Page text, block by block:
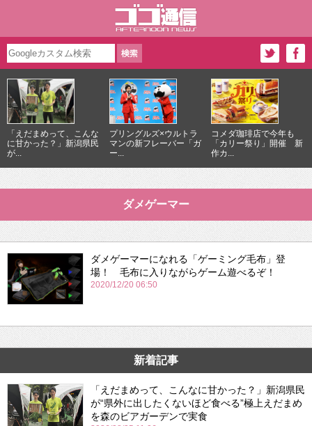
「えだまめって、こんな
に甘かった？」新潟県民
が...
プリングルズ×ウルトラ
マンの新フレーバー「ガ
ー...
コメダ珈琲店で今年も
「カリー祭り」開催 新
作カ...
ダメゲーマー
ダメゲーマーになれる「ゲーミング毛布」登
場！ 毛布に入りながらゲーム遊べるぞ！
2020/12/20 06:50
新着記事
「えだまめって、こんなに甘かった？」新潟県民
が“県外に出したくないほど食べる”極上えだまめ
を森のビアガーデンで実食